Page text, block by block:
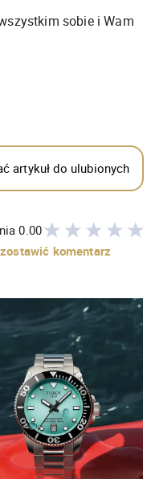
sobie i Wam
artykuł do ulubionych
0.00
komentarz